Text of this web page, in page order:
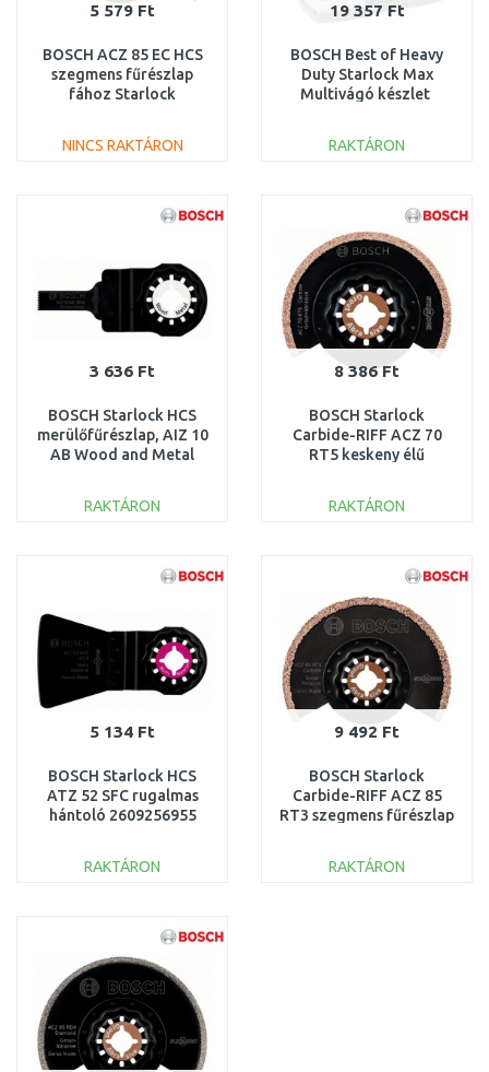
5 579 Ft
BOSCH ACZ 85 EC HCS
szegmens fűrészlap
fához Starlock
NINCS RAKTÁRON
Összehasonlítás
19 357 Ft
BOSCH Best of Heavy
Duty Starlock Max
Multivágó készlet
RAKTÁRON
Összehasonlítás
3 636 Ft
BOSCH Starlock HCS
merülőfűrészlap, AIZ 10
AB Wood and Metal
RAKTÁRON
Összehasonlítás
8 386 Ft
BOSCH Starlock
Carbide-RIFF ACZ 70
RT5 keskeny élű
2609256975
RAKTÁRON
Összehasonlítás
5 134 Ft
BOSCH Starlock HCS
ATZ 52 SFC rugalmas
hántoló 2609256955
RAKTÁRON
Összehasonlítás
9 492 Ft
BOSCH Starlock
Carbide-RIFF ACZ 85
RT3 szegmens fűrészlap
RAKTÁRON